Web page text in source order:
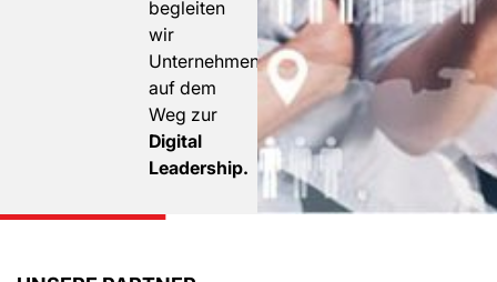
begleiten
wir
Unternehmen
auf dem
Weg zur
Digital
Leadership.